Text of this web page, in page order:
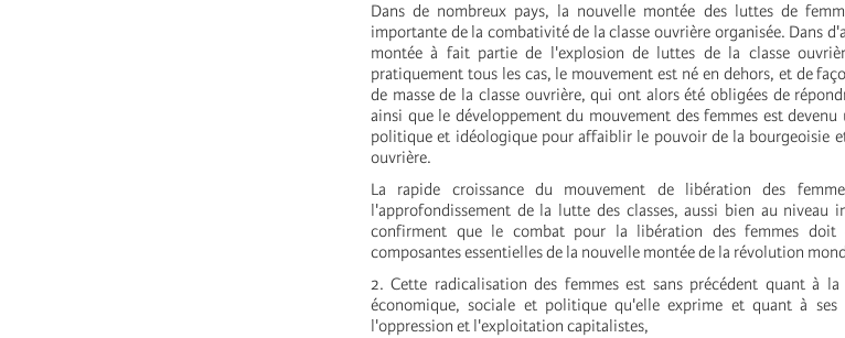
Dans de nombreux pays, la nouvelle montée des luttes de
importante de la combativité de la classe ouvrière organisée. Dans
montée à fait partie de l'explosion de luttes de la classe
pratiquement tous les cas, le mouvement est né en dehors, et de
de masse de la classe ouvrière, qui ont alors été obligées de
ainsi que le développement du mouvement des femmes est
politique et idéologique pour affaiblir le pouvoir de la bourgeoisie
ouvrière.
La rapide croissance du mouvement de libération des
l'approfondissement de la lutte des classes, aussi bien au niveau
confirment que le combat pour la libération des femmes doit
composantes essentielles de la nouvelle montée de la révolution
2. Cette radicalisation des femmes est sans précédent quant à
économique, sociale et politique qu'elle exprime et quant à
l'oppression et l'exploitation capitalistes,